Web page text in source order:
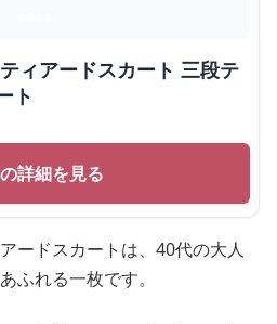
ト
詳細を見る
ードスカートは、40代の大人
ふれる一枚です。